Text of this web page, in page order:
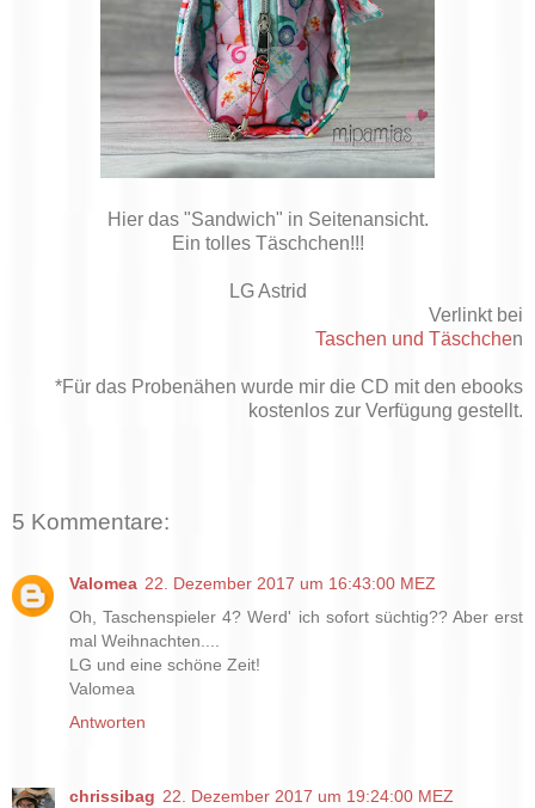
Hier das "Sandwich" in Seitenansicht.
Ein tolles Täschchen!!!
LG Astrid
Verlinkt bei
Taschen und Täschchen
*Für das Probenähen wurde mir die CD mit den ebooks
kostenlos zur Verfügung gestellt.
5 Kommentare:
Valomea 22. Dezember 2017 um 16:43:00 MEZ
Oh, Taschenspieler 4? Werd' ich sofort süchtig?? Aber erst
mal Weihnachten....
LG und eine schöne Zeit!
Valomea
Antworten
chrissibag 22. Dezember 2017 um 19:24:00 MEZ